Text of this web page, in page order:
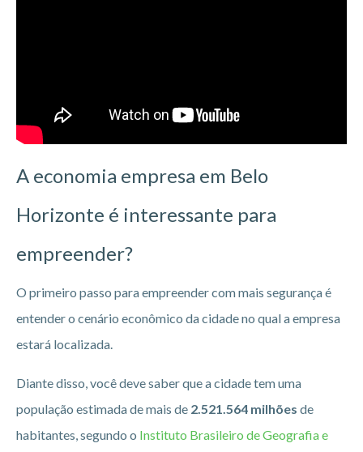
A economia empresa em Belo
Horizonte é interessante para
empreender?
O primeiro passo para empreender com mais segurança é
entender o cenário econômico da cidade no qual a empresa
estará localizada.
Diante disso, você deve saber que a cidade tem uma
população estimada de mais de 2.521.564 milhões de
habitantes, segundo o Instituto Brasileiro de Geografia e